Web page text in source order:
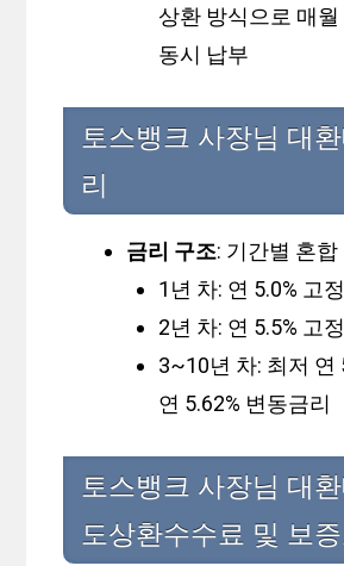
상환 방식으로 매
동시 납부
토스뱅크 사장님 대
리
금리 구조: 기간별 혼
1년 차: 연 5.0% 고
2년 차: 연 5.5% 고
3~10년 차: 최저 연
연 5.62% 변동금리
토스뱅크 사장님 대
도상환수수료 및 보